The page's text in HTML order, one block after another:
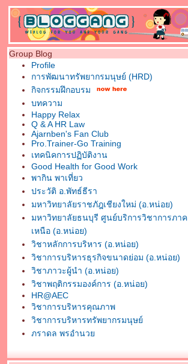
Group Blog
Profile
การพัฒนาทรัพยากรมนุษย์ (HRD)
กิจกรรมฝึกอบรม
บทความ
Happy Relax
Q & A HR Law
Ajarnben's Fan Club
Pro.Trainer-Go Training
เทคนิคการปฏิบัติงาน
Good Health for Good Work
พากิน พาเที่ยว
ประวัติ อ.พัทธ์ธีรา
มหาวิทยาลัยราชภัฎเชียงใหม่ (อ.หน่อย)
มหาวิทยาลัยธนบุรี ศูนย์บริการวิชาการภาค
เหนือ (อ.หน่อย)
วิชาหลักการบริหาร (อ.หน่อย)
วิชาการบริหารธุรกิจขนาดย่อม (อ.หน่อย)
วิชาภาวะผู้นำ (อ.หน่อย)
วิชาพฤติกรรมองค์การ (อ.หน่อย)
HR@AEC
วิชาการบริหารคุณภาพ
วิชาการบริหารทรัพยากรมนุษย์
ภราดล พรอำนว